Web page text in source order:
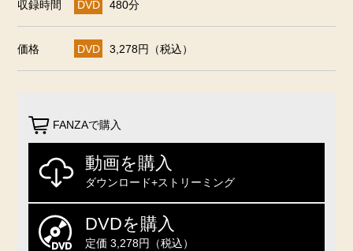
収録時間 DVD 480分
価格 DVD 3,278円（税込）
FANZAで購入
動画を購入
ダウンロード+ストリーミング
DVDを購入
定価 3,278円（税込）